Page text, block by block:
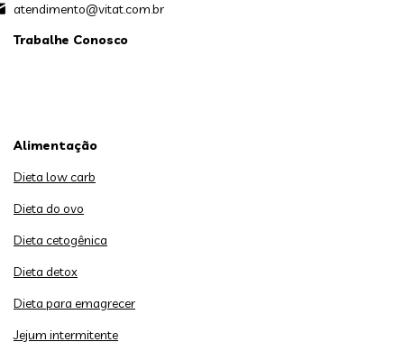
atendimento@vitat.com.br
Trabalhe Conosco
Alimentação
Dieta low carb
Dieta do ovo
Dieta cetogênica
Dieta detox
Dieta para emagrecer
Jejum intermitente